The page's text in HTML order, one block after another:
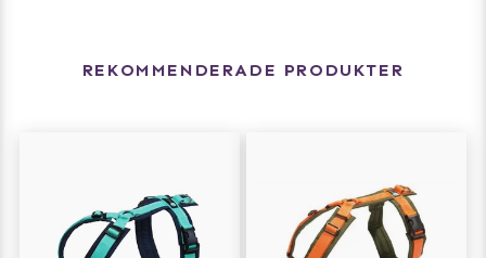
REKOMMENDERADE PRODUKTER